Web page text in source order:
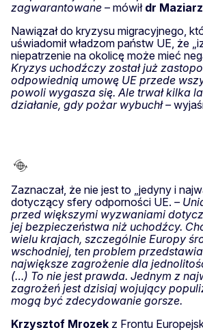
zagwarantowane – mówił dr Maziarz
Nawiązał do kryzysu migracyjnego,
uświadomił władzom państw UE, że
niepatrzenie na okolicę może mieć
Kryzys uchodźczy został już
odpowiednią umowę UE przede
powoli wygasza się. Ale trwał kilka
działanie, gdy pożar wybuchł –
Zaznaczał, że nie jest to „jedyny i
dotyczący sfery odporności UE. –
przed większymi wyzwaniami
jej bezpieczeństwa niż uchodźcy.
wielu krajach, szczególnie Europy
wschodniej, ten problem
największe zagrożenie dla
(…) To nie jest prawda. Jednym z
zagrożeń jest dzisiaj wojujący
mogą być zdecydowanie gorsze.
Krzysztof Mrozek z Frontu